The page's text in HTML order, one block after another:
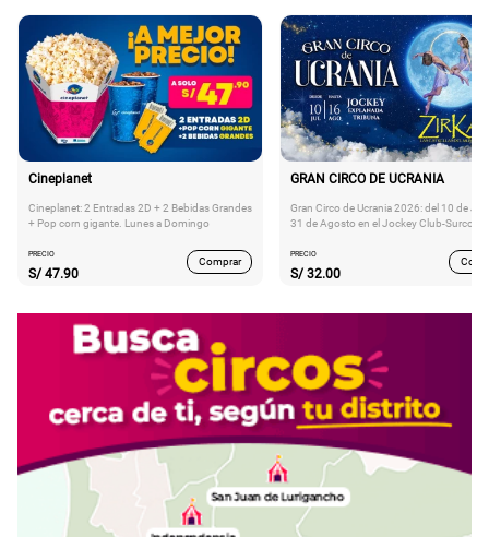
Cineplanet
Cineplanet: 2 Entradas 2D + 2 Bebidas Grandes
+ Pop corn gigante. Lunes a Domingo
PRECIO
S/ 47.90
Comprar
GRAN CIRCO DE UCRANIA
Gran Circo de Ucrania 2026: del 10 de
31 de Agosto en el Jockey Club-Surco
PRECIO
S/ 32.00